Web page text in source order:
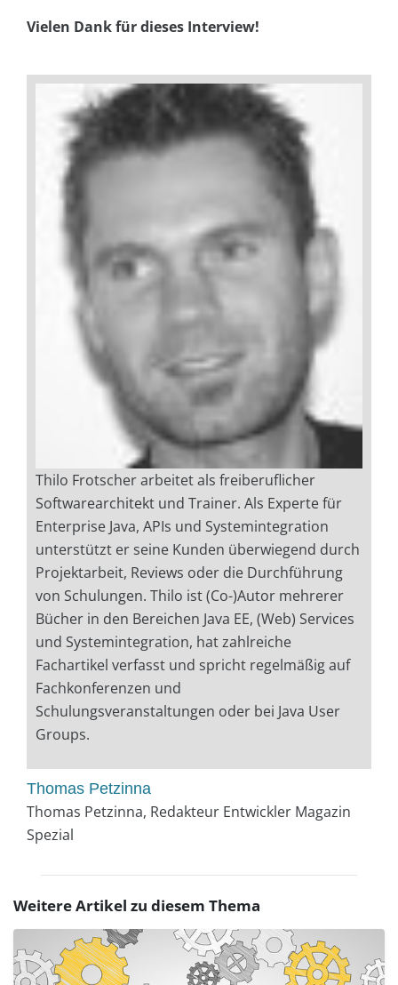
Vielen Dank für dieses Interview!
Thilo Frotscher arbeitet als freiberuflicher
Softwarearchitekt und Trainer. Als Experte für
Enterprise Java, APIs und Systemintegration
unterstützt er seine Kunden überwiegend durch
Projektarbeit, Reviews oder die Durchführung
von Schulungen. Thilo ist (Co-)Autor mehrerer
Bücher in den Bereichen Java EE, (Web) Services
und Systemintegration, hat zahlreiche
Fachartikel verfasst und spricht regelmäßig auf
Fachkonferenzen und
Schulungsveranstaltungen oder bei Java User
Groups.
Thomas Petzinna
Thomas Petzinna, Redakteur Entwickler Magazin
Spezial
Weitere Artikel zu diesem Thema